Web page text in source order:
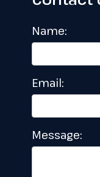
Name:
Email:
Message: